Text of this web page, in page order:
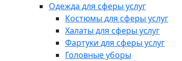
Одежда для сферы услуг
Костюмы для сферы услуг
Халаты для сферы услуг
Фартуки для сферы услуг
Головные уборы